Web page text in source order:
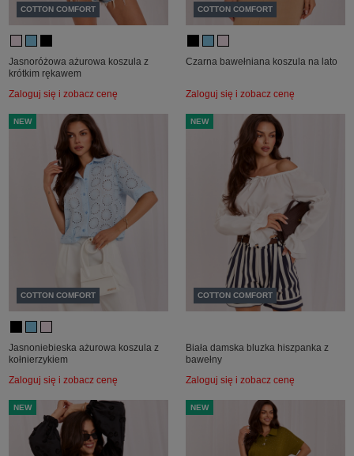
COTTON COMFORT
Jasnoróżowa ażurowa koszula z
krótkim rękawem
Zaloguj się i zobacz cenę
COTTON COMFORT
Czarna bawełniana koszula na lato
Zaloguj się i zobacz cenę
NEW
COTTON COMFORT
Jasnoniebieska ażurowa koszula z
kołnierzykiem
Zaloguj się i zobacz cenę
NEW
COTTON COMFORT
Biała damska bluzka hiszpanka z
bawełny
Zaloguj się i zobacz cenę
NEW NEW